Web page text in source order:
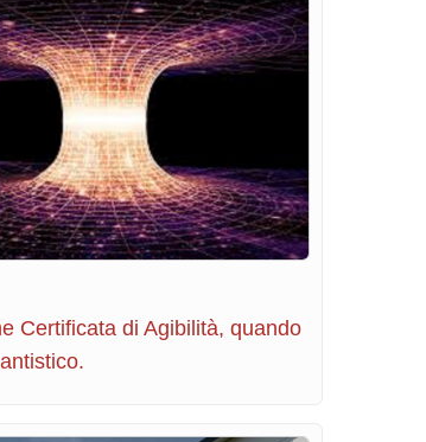
Certificata di Agibilità, quando